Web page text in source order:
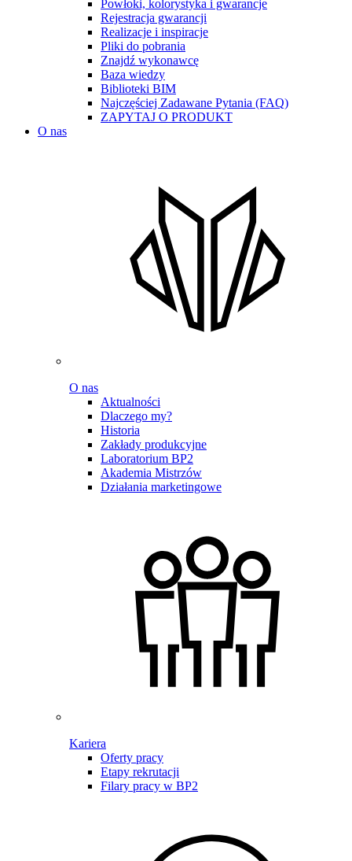
Powłoki, kolorystyka i gwarancje
Rejestracja gwarancji
Realizacje i inspiracje
Pliki do pobrania
Znajdź wykonawcę
Baza wiedzy
Biblioteki BIM
Najczęściej Zadawane Pytania (FAQ)
ZAPYTAJ O PRODUKT
O nas
O nas
Aktualności
Dlaczego my?
Historia
Zakłady produkcyjne
Laboratorium BP2
Akademia Mistrzów
Działania marketingowe
Kariera
Oferty pracy
Etapy rekrutacji
Filary pracy w BP2